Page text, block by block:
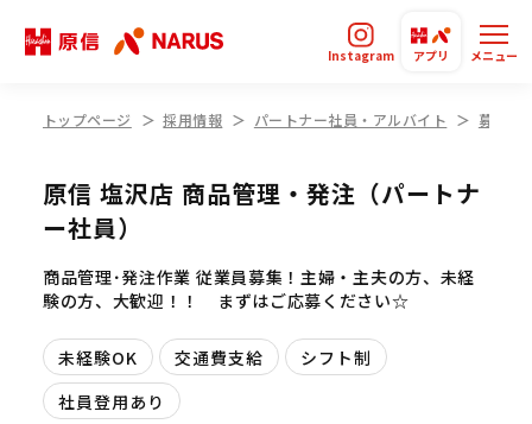
Instagram アプリ メニュー
トップページ 採用情報 パートナー社員・アルバイト 募集要
原信 塩沢店 商品管理・発注（パートナ
ー社員）
商品管理･発注作業 従業員募集！主婦・主夫の方、未経
験の方、大歓迎！！ まずはご応募ください☆
未経験OK 交通費支給
シフト制
社員登用あり